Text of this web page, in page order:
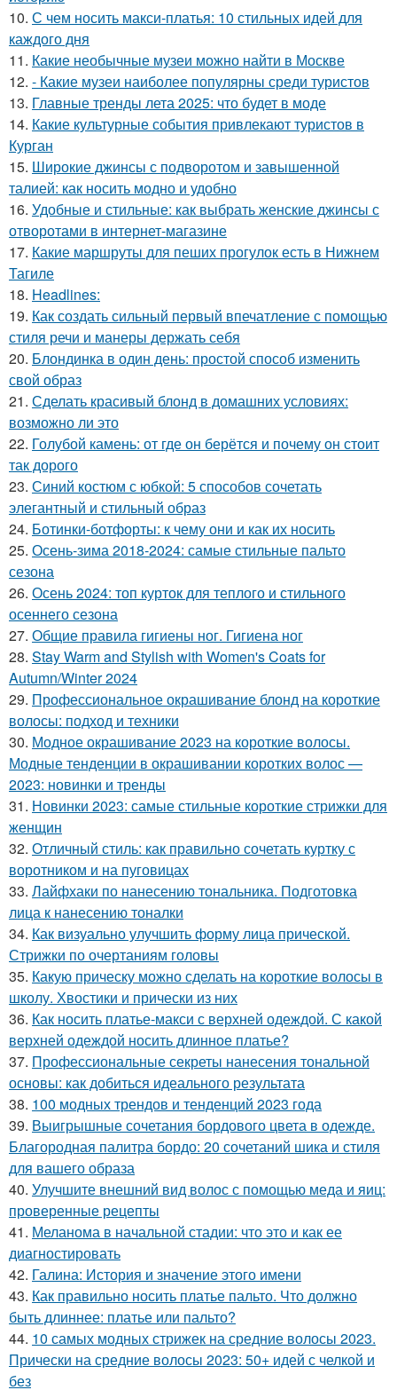
10. С чем носить макси-платья: 10 стильных идей для
каждого дня
11. Какие необычные музеи можно найти в Москве
12. - Какие музеи наиболее популярны среди туристов
13. Главные тренды лета 2025: что будет в моде
14. Какие культурные события привлекают туристов в
Курган
15. Широкие джинсы с подворотом и завышенной
талией: как носить модно и удобно
16. Удобные и стильные: как выбрать женские джинсы с
отворотами в интернет-магазине
17. Какие маршруты для пеших прогулок есть в Нижнем
Тагиле
18. Headlines:
19. Как создать сильный первый впечатление с помощью
стиля речи и манеры держать себя
20. Блондинка в один день: простой способ изменить
свой образ
21. Сделать красивый блонд в домашних условиях:
возможно ли это
22. Голубой камень: от где он берётся и почему он стоит
так дорого
23. Синий костюм с юбкой: 5 способов сочетать
элегантный и стильный образ
24. Ботинки-ботфорты: к чему они и как их носить
25. Осень-зима 2018-2024: самые стильные пальто
сезона
26. Осень 2024: топ курток для теплого и стильного
осеннего сезона
27. Общие правила гигиены ног. Гигиена ног
28. Stay Warm and Stylish with Women's Coats for
Autumn/Winter 2024
29. Профессиональное окрашивание блонд на короткие
волосы: подход и техники
30. Модное окрашивание 2023 на короткие волосы.
Модные тенденции в окрашивании коротких волос —
2023: новинки и тренды
31. Новинки 2023: самые стильные короткие стрижки для
женщин
32. Отличный стиль: как правильно сочетать куртку с
воротником и на пуговицах
33. Лайфхаки по нанесению тональника. Подготовка
лица к нанесению тоналки
34. Как визуально улучшить форму лица прической.
Стрижки по очертаниям головы
35. Какую прическу можно сделать на короткие волосы в
школу. Хвостики и прически из них
36. Как носить платье-макси с верхней одеждой. С какой
верхней одеждой носить длинное платье?
37. Профессиональные секреты нанесения тональной
основы: как добиться идеального результата
38. 100 модных трендов и тенденций 2023 года
39. Выигрышные сочетания бордового цвета в одежде.
Благородная палитра бордо: 20 сочетаний шика и стиля
для вашего образа
40. Улучшите внешний вид волос с помощью меда и яиц:
проверенные рецепты
41. Меланома в начальной стадии: что это и как ее
диагностировать
42. Галина: История и значение этого имени
43. Как правильно носить платье пальто. Что должно
быть длиннее: платье или пальто?
44. 10 самых модных стрижек на средние волосы 2023.
Прически на средние волосы 2023: 50+ идей с челкой и
без